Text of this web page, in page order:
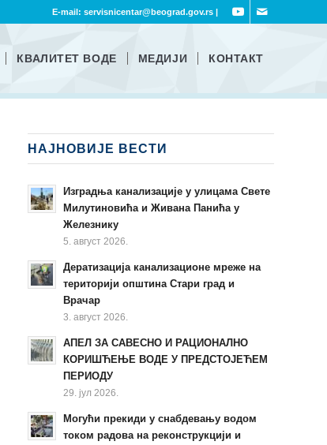
E-mail: servisnicentar@beograd.gov.rs |
КВАЛИТЕТ ВОДЕ МЕДИЈИ КОНТАКТ
НАЈНОВИЈЕ ВЕСТИ
Изградња канализације у улицама Свете
Милутиновића и Живана Панића у
Железнику
5. август 2026.
Дератизација канализационе мреже на
територији општина Стари град и
Врачар
3. август 2026.
АПЕЛ ЗА САВЕСНО И РАЦИОНАЛНО
КОРИШЋЕЊЕ ВОДЕ У ПРЕДСТОЈЕЋЕМ
ПЕРИОДУ
29. јул 2026.
Могући прекиди у снабдевању водом
током радова на реконструкцији и